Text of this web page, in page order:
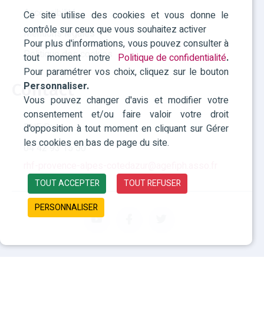
Ce site utilise des cookies et vous donne le
contrôle sur ceux que vous souhaitez activer
Pour plus d'informations, vous pouvez consulter à
tout moment notre Politique de confidentialité.
Pour paramétrer vos choix, cliquez sur le bouton
Personnaliser.
Vous pouvez changer d'avis et modifier votre
consentement et/ou faire valoir votre droit
d'opposition à tout moment en cliquant sur Gérer
les cookies en bas de page du site.
TOUT ACCEPTER
TOUT REFUSER
PERSONNALISER
Accessibilité
Mentions légales
Politique des cookies
Contact
RHF Paca
04 42 93 15 50